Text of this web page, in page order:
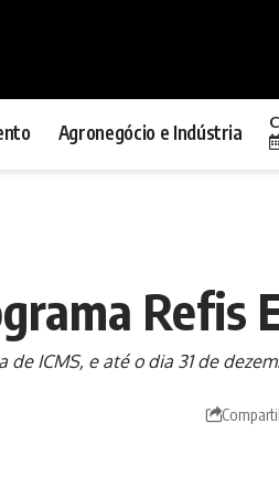
Agronegócio e Indústria
Refis
ICMS, e até o dia 31 de